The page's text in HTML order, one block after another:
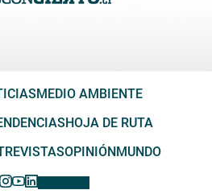
MEDIO AMBIENTE
HOJA DE RUTA
OPINIÓNMUNDO